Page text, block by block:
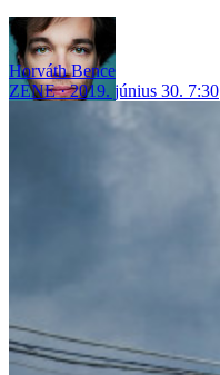
Horváth Bence
ZENE
2019. június 30. 7:30